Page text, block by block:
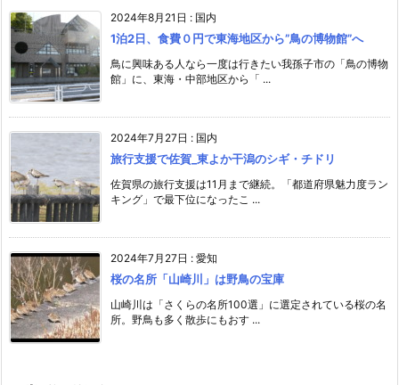
2024年8月21日 : 国内
1泊2日、食費０円で東海地区から”鳥の博物館”へ
鳥に興味ある人なら一度は行きたい我孫子市の「鳥の博物
館」に、東海・中部地区から「 ...
2024年7月27日 : 国内
旅行支援で佐賀_東よか干潟のシギ・チドリ
佐賀県の旅行支援は11月まで継続。「都道府県魅力度ラン
キング」で最下位になったこ ...
2024年7月27日 : 愛知
桜の名所「山崎川」は野鳥の宝庫
山崎川は「さくらの名所100選」に選定されている桜の名
所。野鳥も多く散歩にもおす ...